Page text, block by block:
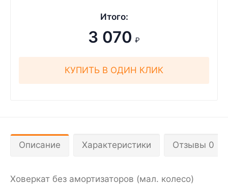
Итого:
3 070 ₽
КУПИТЬ В ОДИН КЛИК
Описание Характеристики Отзывы 0
Ховеркат без амортизаторов (мал. колесо)